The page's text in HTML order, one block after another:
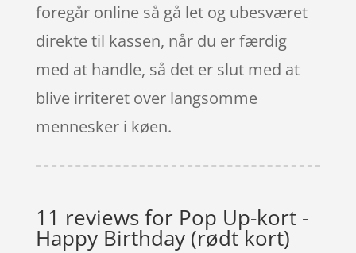
foregår online så gå let og ubesværet
direkte til kassen, når du er færdig
med at handle, så det er slut med at
blive irriteret over langsomme
mennesker i køen.
11 reviews for Pop Up-kort -
Happy Birthday (rødt kort)